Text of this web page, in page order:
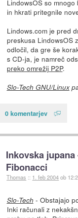
LindowsOS so
in hkrati pritegnile
Lindows.com je pred
preskusa LindowsOS
odločil, da gre še
s CD-ja, je namreč
preko omrežij P2P.
Slo-Tech GNU/Linux
0 komentarjev
Inkovska
Fibonacci
Thomas :: 1. feb 2004ob
Slo-Tech - Obstajajo
Inki računali z